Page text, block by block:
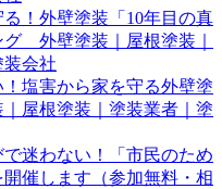
！外壁塗装「10年目の真
外壁塗装｜屋根塗装｜
会社
塩害から家を守る外壁塗
屋根塗装｜塗装業者｜塗
で迷わない！「市民のため
催します（参加無料・相